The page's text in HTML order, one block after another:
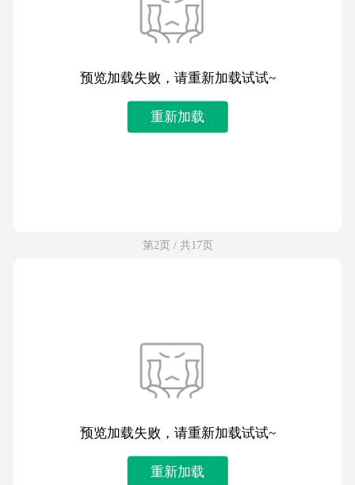
预览加载失败，请重新加载试试~
重新加载
第2页 / 共17页
预览加载失败，请重新加载试试~
重新加载